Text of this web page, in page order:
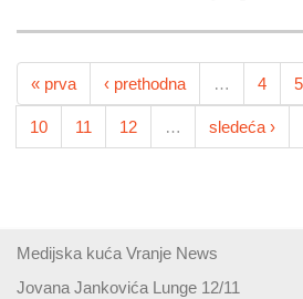
« prva ‹ prethodna … 4 5
10 11 12 … sledeća ›
Medijska kuća Vranje News
Jovana Jankovića Lunge 12/11